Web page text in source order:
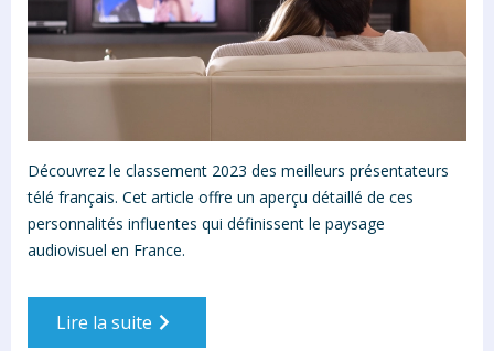
Découvrez le classement 2023 des meilleurs présentateurs
télé français. Cet article offre un aperçu détaillé de ces
personnalités influentes qui définissent le paysage
audiovisuel en France.
Lire la suite